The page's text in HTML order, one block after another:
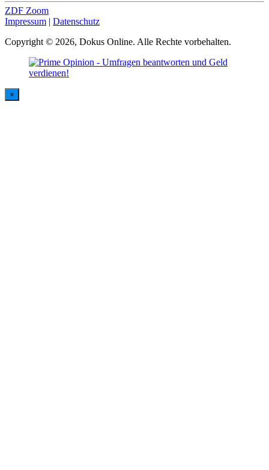
ZDF Zoom
Impressum | Datenschutz
Copyright © 2026, Dokus Online. Alle Rechte vorbehalten.
×